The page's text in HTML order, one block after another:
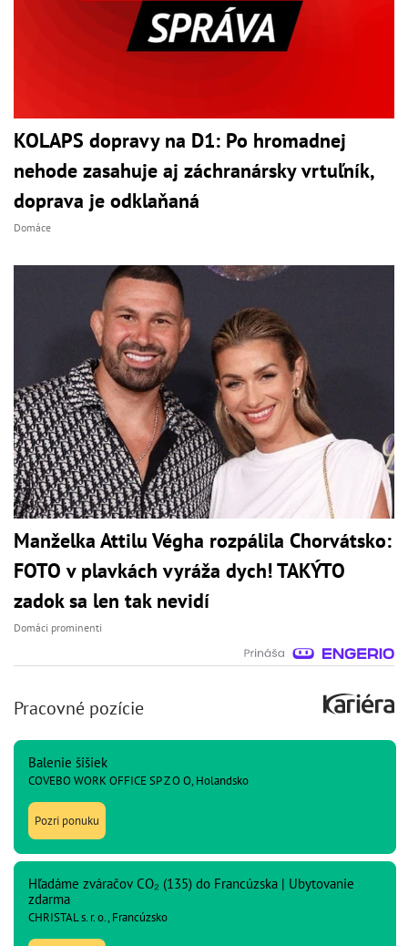
KOLAPS dopravy na D1: Po hromadnej
nehode zasahuje aj záchranársky vrtuľník,
doprava je odklaňaná
Domáce
Manželka Attilu Végha rozpálila Chorvátsko:
FOTO v plavkách vyráža dych! TAKÝTO
zadok sa len tak nevidí
Domáci prominenti
Pracovné pozície
Balenie šišiek
COVEBO WORK OFFICE SP Z O O, Holandsko
Pozri ponuku
Hľadáme zváračov CO₂ (135) do Francúzska | Ubytovanie
zdarma
CHRISTAL s. r. o., Francúzsko